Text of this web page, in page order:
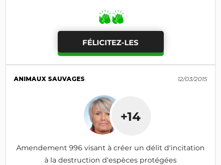
FÉLICITEZ-LES
ANIMAUX SAUVAGES 12/03/2015
+14
Amendement 996 visant à créer un délit d'incitation
à la destruction d'espèces protégées